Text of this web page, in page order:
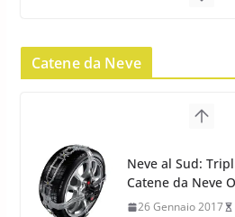
17
Stagioni
17 Febbraio
Catene da Neve
Catene da
Chains Plus
10